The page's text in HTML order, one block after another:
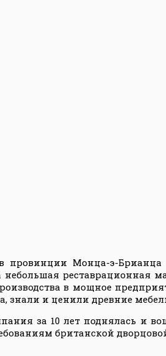
провинции Монца-э-Брианца
реставрационная
в мощное
знали и ценили древние
за 10 лет поднялась
британской